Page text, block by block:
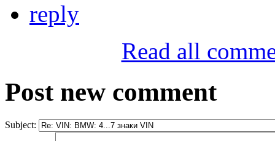
reply
Read all
Post new comment
Subject: